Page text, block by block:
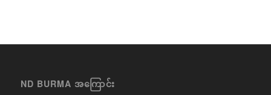
ND BURMA အကြောင်း